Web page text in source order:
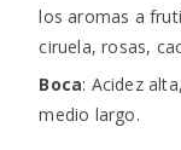
los aromas a
ciruela, rosas,
Boca: Acidez
medio largo.